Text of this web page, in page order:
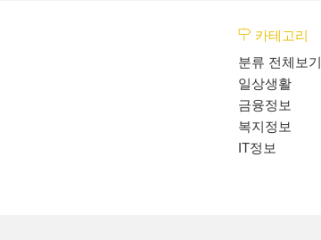
카테고리
분류 전체보기
일상생활
금융정보
복지정보
IT정보